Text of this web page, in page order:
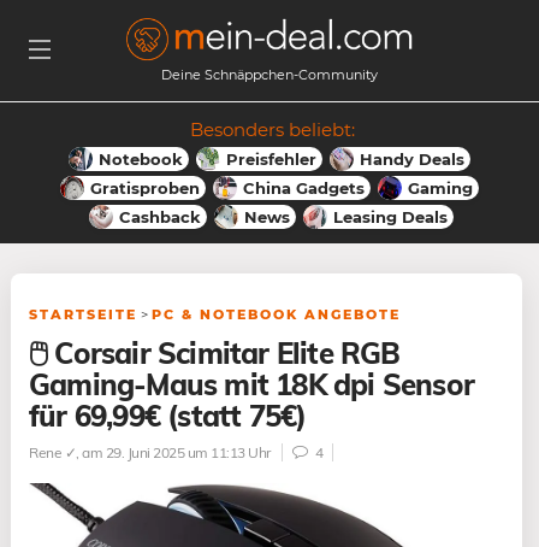
Deine Schnäppchen-Community
Besonders beliebt:
Notebook Preisfehler
Handy Deals
Gratisproben
China Gadgets
Gaming
Cashback
News Leasing Deals
STARTSEITE > PC & NOTEBOOK ANGEBOTE
🖱️ Corsair Scimitar Elite RGB
Gaming-Maus mit 18K dpi Sensor
für 69,99€ (statt 75€)
Rene ✓, am 29. Juni 2025 um 11:13 Uhr 4